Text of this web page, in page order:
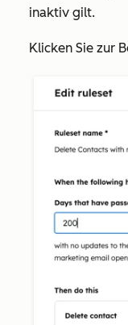
inaktiv gilt.
Klicken Sie zur